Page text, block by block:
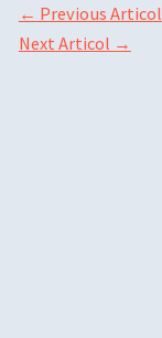
← Previous Articol
Next Articol →